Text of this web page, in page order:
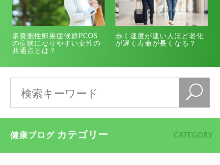
多嚢胞性卵巣症候群PCOS
の症状になりやすい女性の
共通点とは？
歩く速度が速い人ほど老化
が遅く寿命が長くなる？
健康ブログ カテゴリー CATEGORY